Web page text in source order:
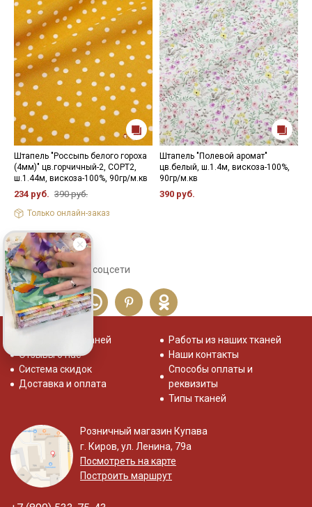
Штапель "Россыпь белого гороха
(4мм)" цв.горчичный-2, СОРТ2,
ш.1.44м, вискоза-100%, 90гр/м.кв
234 руб. 390 руб.
Только онлайн-заказ
Штапель "Полевой аромат"
цв.белый, ш.1.4м, вискоза-100%,
90гр/м.кв
390 руб.
Сохраните себе в соцсети
Распродажа тканей
Отзывы о нас
Система скидок
Доставка и оплата
Работы из наших тканей
Наши контакты
Способы оплаты и
реквизиты
Типы тканей
Розничный магазин Купава
г. Киров, ул. Ленина, 79а
Посмотреть на карте
Построить маршрут